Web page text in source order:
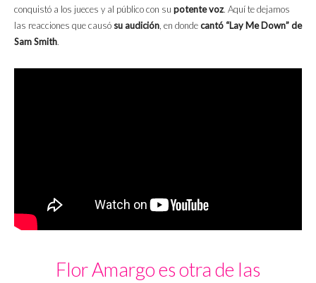
conquistó a los jueces y al público con su potente voz. Aquí te dejamos
las reacciones que causó su audición, en dondecantó “Lay Me Down” de
Sam Smith.
Flor Amargo es otra de las